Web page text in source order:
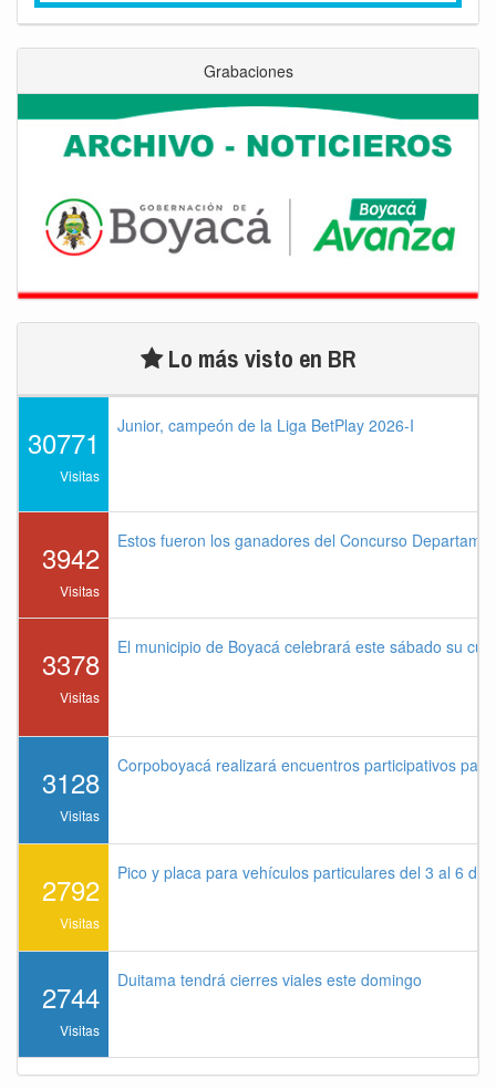
Grabaciones
Lo más visto en BR
30771
Visitas
Junior, campeón de la Liga BetPlay 2026-I
3942
Visitas
Estos fueron los ganadores del Concurso
3378
Visitas
El municipio de Boyacá celebrará este sábado su
3128
Visitas
Corpoboyacá realizará encuentros participativos
2792
Visitas
Pico y placa para vehículos particulares del 3 al 6 de
2744
Visitas
Duitama tendrá cierres viales este domingo